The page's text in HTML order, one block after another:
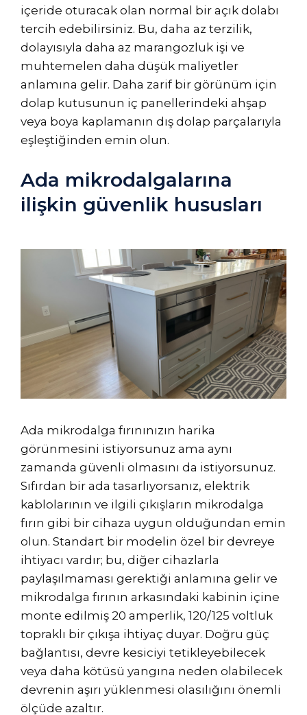
içeride oturacak olan normal bir açık dolabı
tercih edebilirsiniz. Bu, daha az terzilik,
dolayısıyla daha az marangozluk işi ve
muhtemelen daha düşük maliyetler
anlamına gelir. Daha zarif bir görünüm için
dolap kutusunun iç panellerindeki ahşap
veya boya kaplamanın dış dolap parçalarıyla
eşleştiğinden emin olun.
Ada mikrodalgalarına
ilişkin güvenlik hususları
Ada mikrodalga fırınınızın harika
görünmesini istiyorsunuz ama aynı
zamanda güvenli olmasını da istiyorsunuz.
Sıfırdan bir ada tasarlıyorsanız, elektrik
kablolarının ve ilgili çıkışların mikrodalga
fırın gibi bir cihaza uygun olduğundan emin
olun. Standart bir modelin özel bir devreye
ihtiyacı vardır; bu, diğer cihazlarla
paylaşılmaması gerektiği anlamına gelir ve
mikrodalga fırının arkasındaki kabinin içine
monte edilmiş 20 amperlik, 120/125 voltluk
topraklı bir çıkışa ihtiyaç duyar. Doğru güç
bağlantısı, devre kesiciyi tetikleyebilecek
veya daha kötüsü yangına neden olabilecek
devrenin aşırı yüklenmesi olasılığını önemli
ölçüde azaltır.